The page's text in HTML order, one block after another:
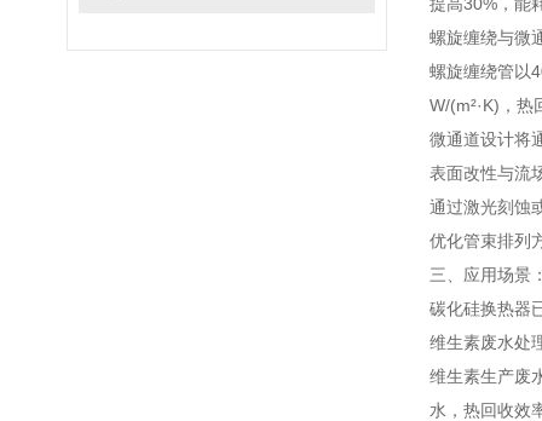
螺旋缠绕与微
螺旋缠绕管以
W/(m²·K)，
微通道设计将
表面改性与流
通过激光刻蚀
优化管束排列
三、应用场景
碳化硅换热器
维生素废水处
维生素生产废
水，热回收效